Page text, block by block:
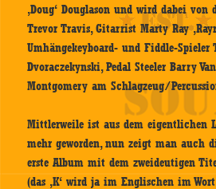
‚Doug‘ Douglason und wird dabei von
Trevor Travis, Gitarrist Marty Ray
Umhängekeyboard- und Fiddle-Spieler
Dvoraczekynski, Pedal Steeler Barry
Montgomery am Schlagzeug/
Mittlerweile ist aus dem eigentlichen
mehr geworden, nun zeigt man auch
erste Album mit dem zweideutigen
(das ‚K‘ wird ja im Englischen im